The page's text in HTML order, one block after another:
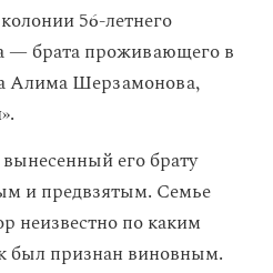
56-летнего
брата проживающего в
Алима Шерзамонова,
его брату
и предвзятым. Семье
неизвестно по каким
был признан виновным.